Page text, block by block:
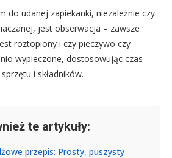
do udanej zapiekanki, niezależnie czy
jest obserwacja – zawsze
roztopiony i czy pieczywo czy
wypieczone, dostosowując czas
i składników.
te artykuły:
przepis: Prosty, puszysty